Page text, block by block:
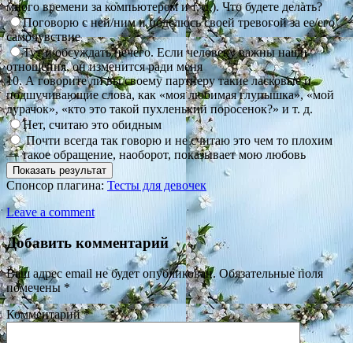
много времени за компьютером и т. д.). Что будете делать?
Поговорю с ней/ним и поделюсь своей тревогой за ее/его
самочувствие
Тут и обсуждать нечего. Если человеку важны наши
отношения, он изменится ради меня
10. А говорите ли вы своему партнеру такие ласковые и
подшучивающие слова, как «моя любимая глупышка», «мой
дурачок», «кто это такой пухленький поросенок?» и т. д.
Нет, считаю это обидным
Почти всегда так говорю и не считаю это чем то плохим
— такое обращение, наоборот, показывает мою любовь
Спонсор плагина: Тесты для девочек
Leave a comment
Добавить комментарий
Ваш адрес email не будет опубликован. Обязательные поля
помечены *
Комментарий*